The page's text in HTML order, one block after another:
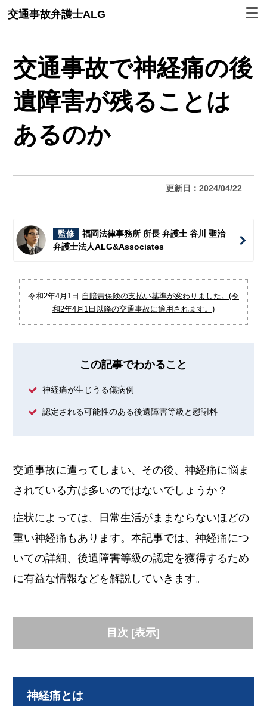
交通事故弁護士ALG
交通事故で神経痛の後
遺障害が残ることは
あるのか
更新日：2024/04/22
監修
福岡法律事務所 所長 弁護士 谷川 聖治
弁護士法人ALG&Associates
令和2年4月1日 自賠責保険の支払い基準が変わりました。(令
和2年4月1日以降の交通事故に適用されます。)
この記事でわかること
神経痛が生じうる傷病例
認定される可能性のある後遺障害等級と慰謝料
交通事故に遭ってしまい、その後、神経痛に悩ま
されている方は多いのではないでしょうか？
症状によっては、日常生活がままならないほどの
重い神経痛もあります。本記事では、神経痛につ
いての詳細、後遺障害等級の認定を獲得するため
に有益な情報などを解説していきます。
目次 [表示]
神経痛とは